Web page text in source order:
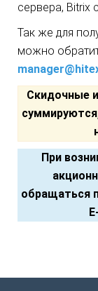
сервера, Bitrix
Так же для
можно
Скидочные
При
обращаться